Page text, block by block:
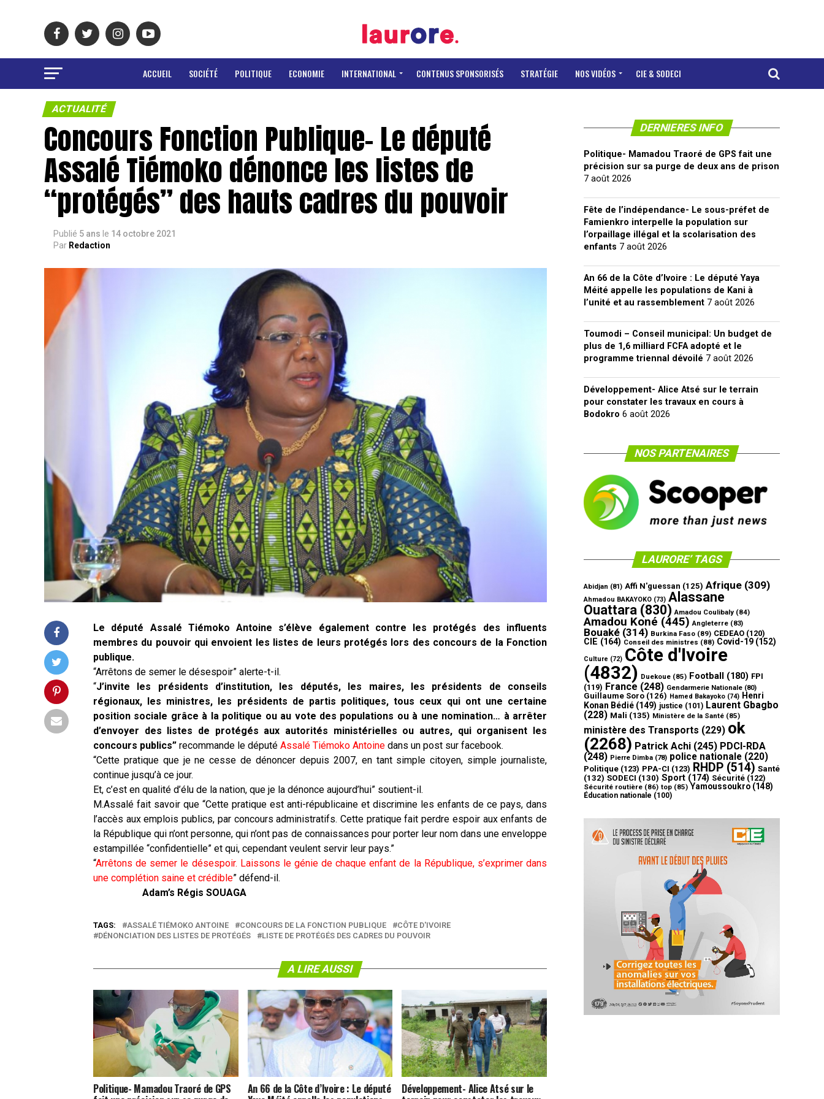
ACCUEIL SOCIÉTÉ POLITIQUE ECONOMIE INTERNATIONAL CONTENUS SPONSORISÉS STRATÉGIE NOS VIDÉOS CIE & SODECI
ACTUALITÉ
Concours Fonction Publique- Le député
Assalé Tiémoko dénonce les listes de
“protégés” des hauts cadres du pouvoir
Publié 5 ans le 14 octobre 2021
Par Redaction
Le député Assalé Tiémoko Antoine s’élève également contre les protégés des influents
membres du pouvoir qui envoient les listes de leurs protégés lors des concours de la Fonction
publique.
“Arrêtons de semer le désespoir” alerte-t-il.
“J’invite les présidents d’institution, les députés, les maires, les présidents de conseils
régionaux, les ministres, les présidents de partis politiques, tous ceux qui ont une certaine
position sociale grâce à la politique ou au vote des populations ou à une nomination… à arrêter
d’envoyer des listes de protégés aux autorités ministérielles ou autres, qui organisent les
concours publics” recommande le député Assalé Tiémoko Antoine dans un post sur facebook.
“Cette pratique que je ne cesse de dénoncer depuis 2007, en tant simple citoyen, simple journaliste,
continue jusqu’à ce jour.
Et, c’est en qualité d’élu de la nation, que je la dénonce aujourd’hui” soutient-il.
M.Assalé fait savoir que “Cette pratique est anti-républicaine et discrimine les enfants de ce pays, dans
l’accès aux emplois publics, par concours administratifs. Cette pratique fait perdre espoir aux enfants de
la République qui n’ont personne, qui n’ont pas de connaissances pour porter leur nom dans une enveloppe
estampillée “confidentielle” et qui, cependant veulent servir leur pays.”
“Arrêtons de semer le désespoir. Laissons le génie de chaque enfant de la République, s’exprimer dans
une complétion saine et crédible” défend-il.
Adam’s Régis SOUAGA
TAGS: ASSALÉ TIÉMOKO ANTOINE CONCOURS DE LA FONCTION PUBLIQUE
CÔTE D'IVOIRE
DÉNONCIATION DES LISTES DE PROTÉGÉS
LISTE DE PROTÉGÉS DES CADRES DU POUVOIR
A LIRE AUSSI
Politique- Mamadou Traoré de GPS An 66 de la Côte d’Ivoire : Le député Développement- Alice Atsé sur le
DERNIERES INFO
Politique- Mamadou Traoré de GPS fait une
précision sur sa purge de deux ans de prison
7 août 2026
Fête de l’indépendance- Le sous-préfet de
Famienkro interpelle la population sur
l’orpaillage illégal et la scolarisation des
enfants 7 août 2026
An 66 de la Côte d’Ivoire : Le député Yaya
Méité appelle les populations de Kani à
l’unité et au rassemblement 7 août 2026
Toumodi – Conseil municipal: Un budget de
plus de 1,6 milliard FCFA adopté et le
programme triennal dévoilé 7 août 2026
Développement- Alice Atsé sur le terrain
pour constater les travaux en cours à
Bodokro 6 août 2026
NOS PARTENAIRES
LAURORE’ TAGS
Abidjan (81) Affi N'guessan (125) Afrique (309)
Ahmadou BAKAYOKO (73) Alassane
Ouattara (830) Amadou Coulibaly (84)
Amadou Koné (445) Angleterre (83)
Bouaké (314) Burkina Faso (89) CEDEAO (120)
CIE (164) Conseil des ministres (88) Covid-19 (152)
Culture (72) Côte d'Ivoire
(4832) Duekoue (85) Football (180) FPI
(119) France (248) Gendarmerie Nationale (80)
Guillaume Soro (126) Hamed Bakayoko (74) Henri
Konan Bédié (149) justice (101) Laurent Gbagbo
(228) Mali (135) Ministère de la Santé (85)
ministère des Transports (229) ok
(2268) Patrick Achi (245) PDCI-RDA
(248) Pierre Dimba (78) police nationale (220)
Politique (123) PPA-CI (123) RHDP (514) Santé
(132) SODECI (130) Sport (174) Sécurité (122)
Sécurité routière (86) top (85) Yamoussoukro (148)
Éducation nationale (100)